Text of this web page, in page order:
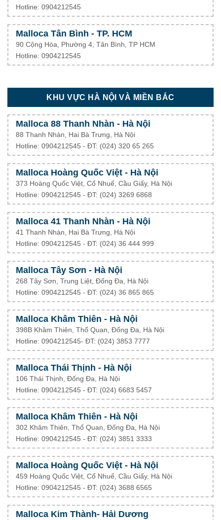
Hotline: 0904212545
Malloca Tân Bình - TP. HCM
90 Cộng Hòa, Phường 4, Tân Bình, TP HCM
Hotline: 0904212545
KHU VỰC HÀ NỘI VÀ MIỀN BẮC
Malloca 88 Thanh Nhàn - Hà Nội
88 Thanh Nhàn, Hai Bà Trưng, Hà Nội
Hotline: 0904212545 - ĐT: (024) 320 65 265
Malloca Hoàng Quốc Việt - Hà Nội
373 Hoàng Quốc Việt, Cổ Nhuế, Cầu Giấy, Hà Nội
Hotline: 0904212545 - ĐT: (024) 3269 6868
Malloca 41 Thanh Nhàn - Hà Nội
41 Thanh Nhàn, Hai Bà Trưng, Hà Nội
Hotline: 0904212545 - ĐT: (024) 36 444 999
Malloca Tây Sơn - Hà Nội
268 Tây Sơn, Trung Liệt, Đống Đa, Hà Nội
Hotline: 0904212545 - ĐT: (024) 36 865 865
Malloca Khâm Thiên - Hà Nội
398B Khâm Thiên, Thổ Quan, Đống Đa, Hà Nội
Hotline: 0904212545- ĐT: (024) 3853 7777
Malloca Thái Thịnh - Hà Nội
106 Thái Thịnh, Đống Đa, Hà Nội
Hotline: 0904212545 - ĐT: (024) 6683 5457
Malloca Khâm Thiên - Hà Nội
302 Khâm Thiên, Thổ Quan, Đống Đa, Hà Nội
Hotline: 0904212545 - ĐT: (024) 3851 3333
Malloca Hoàng Quốc Việt - Hà Nội
459 Hoàng Quốc Việt, Cổ Nhuế, Cầu Giấy, Hà Nội
Hotline: 0904212545 - ĐT: (024) 3688 6565
Malloca Kim Thành- Hải Dương